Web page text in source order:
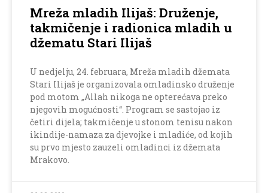
Mreža mladih Ilijaš: Druženje,
takmičenje i radionica mladih u
džematu Stari Ilijaš
U nedjelju, 24. februara, Mreža mladih džemata
Stari Ilijaš je organizovala omladinsko druženje
pod motom „Allah nikoga ne opterećava preko
njegovih mogućnosti“. Program se sastojao iz
četiri dijela; takmičenje u stonom tenisu nakon
ikindije-namaza za djevojke i mladiće, od kojih
su prvo mjesto zauzeli omladinci iz džemata
Mrakovo.